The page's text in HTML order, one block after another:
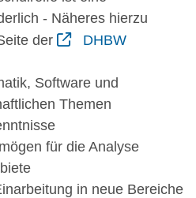
- Näheres hierzu
der
DHBW
Software und
Themen
für die Analyse
in neue Bereiche